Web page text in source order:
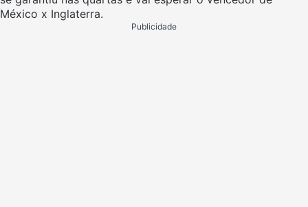
México x Inglaterra.
Publicidade